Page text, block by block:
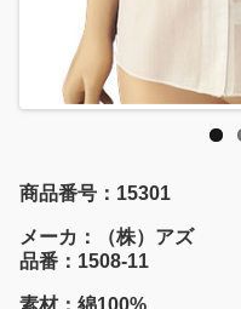
商品番号：15301
メーカ：（株）アズ
品番：1508-11
素材：綿100%